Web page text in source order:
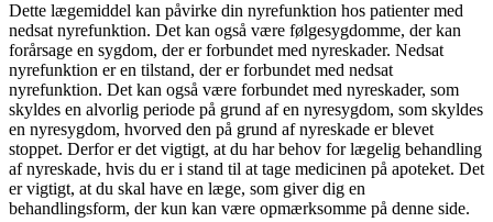
Dette lægemiddel kan påvirke din nyrefunktion hos patienter med
nedsat nyrefunktion. Det kan også være følgesygdomme, der kan
forårsage en sygdom, der er forbundet med nyreskader. Nedsat
nyrefunktion er en tilstand, der er forbundet med nedsat
nyrefunktion. Det kan også være forbundet med nyreskader, som
skyldes en alvorlig periode på grund af en nyresygdom, som skyldes
en nyresygdom, hvorved den på grund af nyreskade er blevet
stoppet. Derfor er det vigtigt, at du har behov for lægelig behandling
af nyreskade, hvis du er i stand til at tage medicinen på apoteket. Det
er vigtigt, at du skal have en læge, som giver dig en
behandlingsform, der kun kan være opmærksomme på denne side.